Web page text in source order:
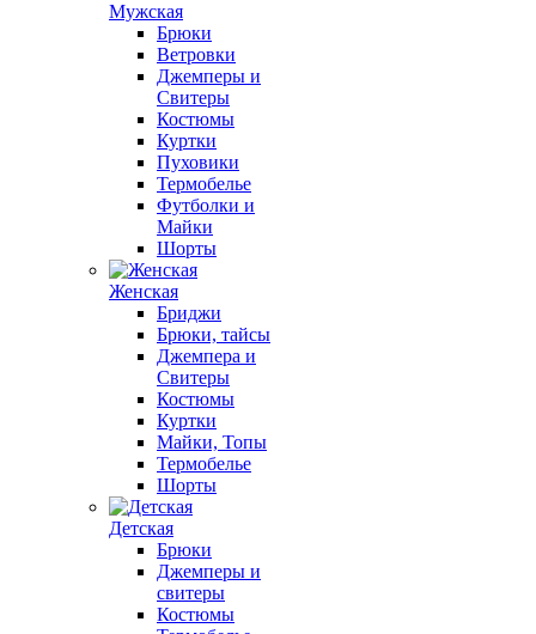
Мужская
Брюки
Ветровки
Джемперы и
Свитеры
Костюмы
Куртки
Пуховики
Термобелье
Футболки и
Майки
Шорты
Женская
Бриджи
Брюки, тайсы
Джемпера и
Свитеры
Костюмы
Куртки
Майки, Топы
Термобелье
Шорты
Детская
Брюки
Джемперы и
свитеры
Костюмы